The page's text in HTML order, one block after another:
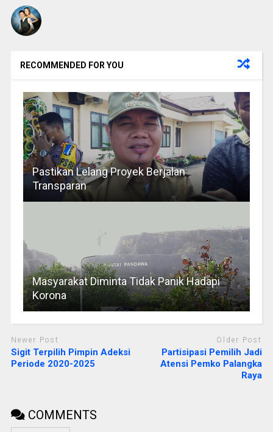
RECOMMENDED FOR YOU
Pastikan Lelang Proyek Berjalan
Transparan
Masyarakat Diminta Tidak Panik Hadapi
Korona
Newer Post
Sigit Terpilih Pimpin Adeksi
Periode 2020-2025
Older Post
Partisipasi Pemilih Jadi
Atensi Pemko Palangka
Raya
COMMENTS